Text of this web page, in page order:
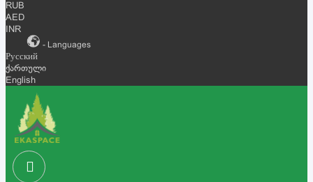
RUB
AED
INR
- Languages
Русский
ქართული
English